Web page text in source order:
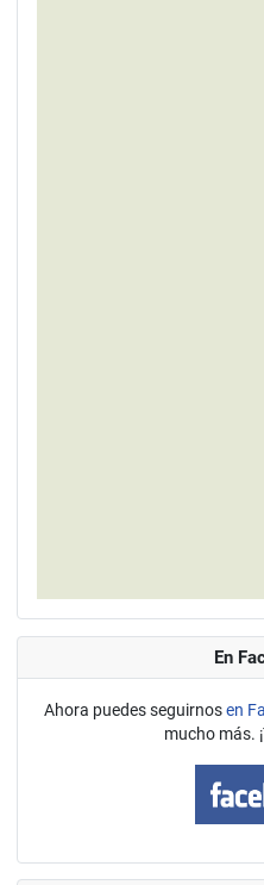
En
Ahora puedes seguirnosen
mucho más.